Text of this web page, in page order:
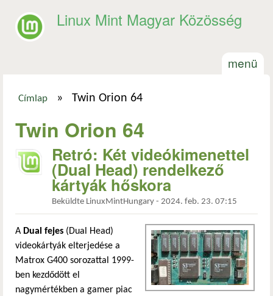
Linux Mint Magyar Közösség
menü
Címlap » Twin Orion 64
Twin Orion 64
Retró: Két videókimenettel
(Dual Head) rendelkező
kártyák hőskora
Beküldte LinuxMintHungary - 2024. feb. 23. 07:15
A Dual fejes (Dual Head)
videokártyák elterjedése a
Matrox G400 sorozattal 1999-
ben kezdődött el
nagymértékben a gamer piac